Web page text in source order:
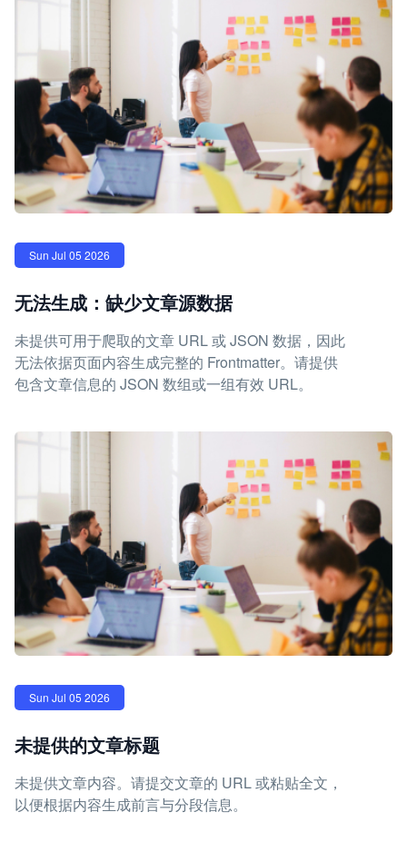
Sun Jul 05 2026
无法生成：缺少文章源数据
未提供可用于爬取的文章 URL 或 JSON 数据，因此
无法依据页面内容生成完整的 Frontmatter。请提供
包含文章信息的 JSON 数组或一组有效 URL。
Sun Jul 05 2026
未提供的文章标题
未提供文章内容。请提交文章的 URL 或粘贴全文，
以便根据内容生成前言与分段信息。